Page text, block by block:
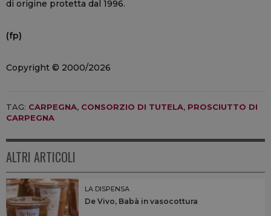
di origine protetta dal 1996.
(fp)
Copyright © 2000/2026
TAG: CARPEGNA, CONSORZIO DI TUTELA, PROSCIUTTO DI
CARPEGNA
ALTRI ARTICOLI
LA DISPENSA
De Vivo, Babà in vasocottura